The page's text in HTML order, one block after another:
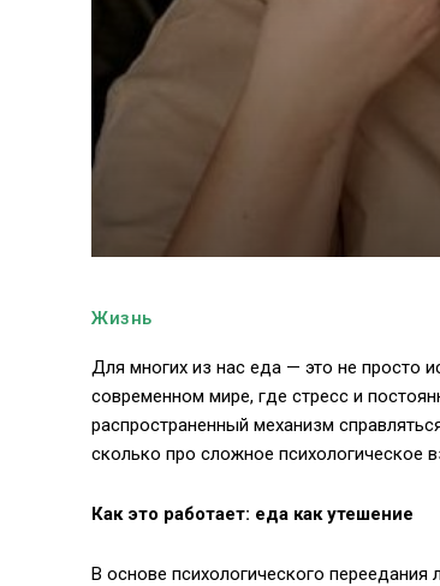
Жизнь
Для многих из нас еда — это не просто
современном мире, где стресс и
распространенный механизм
сколько про сложное психологическое
Как это работает: еда как утешение
В основе психологического